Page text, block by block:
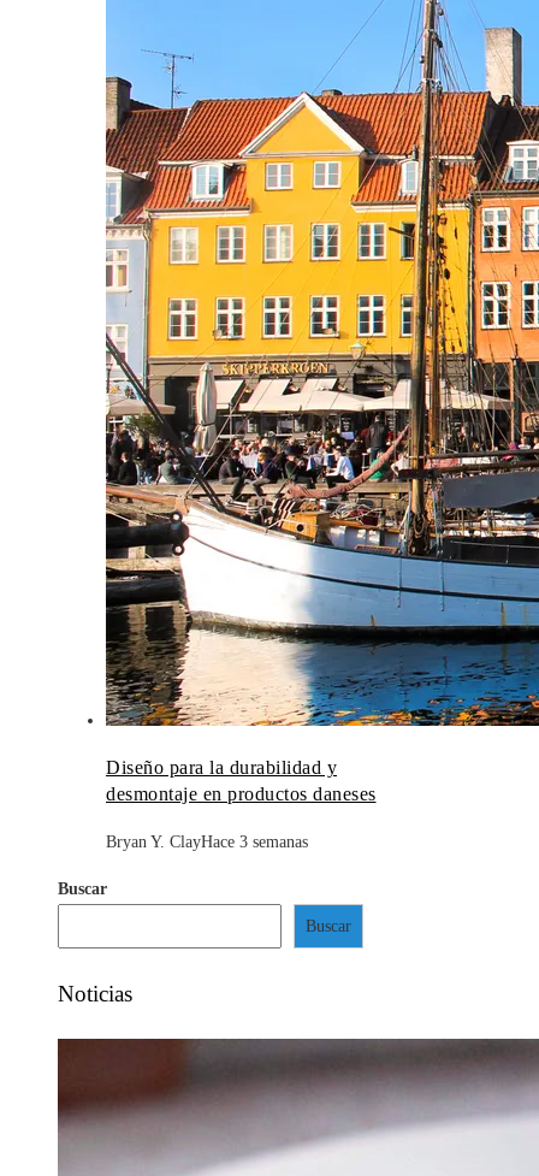
Diseño para la durabilidad y
desmontaje en productos daneses
Bryan Y. ClayHace 3 semanas
Buscar
Buscar
Noticias